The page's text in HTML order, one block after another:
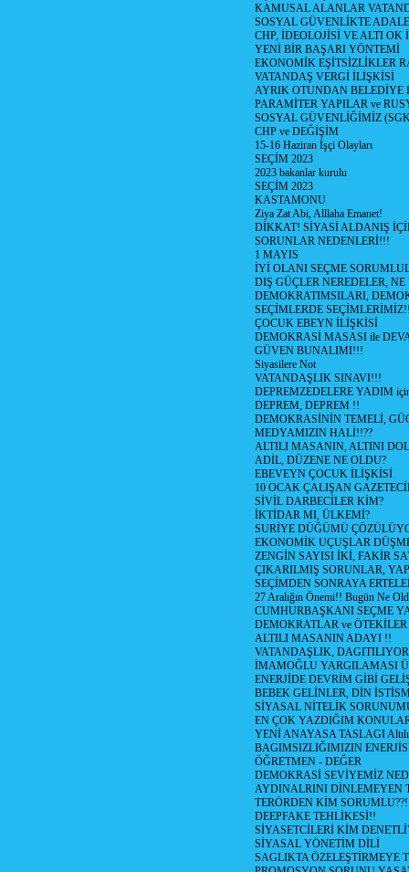
KAMUSAL ALANLAR
SOSYAL GÜVENLİKTE
CHP, İDEOLOJİSİ VE ALTI OK
YENİ BİR BAŞARI YÖNTEMİ
EKONOMİK EŞİTSİZLİKLER
VATANDAŞ VERGİ İLİŞKİSİ
AYRIK OTUNDAN
PARAMİTER YAPILAR ve
SOSYAL GÜVENLİĞİMİZ
CHP ve DEĞİŞİM
15-16 Haziran İşçi Olayları
SEÇİM 2023
2023 bakanlar kurulu
SEÇİM 2023
KASTAMONU
Ziya Zat Abi, Alllaha Emanet!
DİKKAT! SİYASİ ALDANIŞ
SORUNLAR NEDENLERİ!!!
1 MAYIS
İYİ OLANI SEÇME
DIŞ GÜÇLER NEREDELER,
DEMOKRATIMSILARI,
SEÇİMLERDE
ÇOCUK EBEYN İLİŞKİSİ
DEMOKRASİ MASASI ile
GÜVEN BUNALIMI!!!
Siyasilere Not
VATANDAŞLIK SINAVI!!!
DEPREMZEDELERE YADIM
DEPREM, DEPREM !!
DEMOKRASİNİN TEMELİ,
MEDYAMIZIN HALİ!!??
ALTILI MASANIN, ALTINI
ADİL, DÜZENE NE OLDU?
EBEVEYN ÇOCUK İLİŞKİSİ
10 OCAK ÇALIŞAN
SİVİL DARBECİLER KİM?
İKTİDAR MI, ÜLKEMİ?
SURİYE DÜĞÜMÜ
EKONOMİK UÇUŞLAR
ZENGİN SAYISI İKİ, FAKİR
ÇIKARILMIŞ SORUNLAR,
SEÇİMDEN SONRAYA
27 Aralığın Önemi!! Bugün Ne
CUMHURBAŞKANI SEÇME
DEMOKRATLAR ve ÖTEKİLER
ALTILI MASANIN ADAYI !!
VATANDAŞLIK,
İMAMOĞLU YARGILAMASI
ENERJİDE DEVRİM GİBİ
BEBEK GELİNLER, DİN
SİYASAL NİTELİK
EN ÇOK YAZDIĞIM
YENİ ANAYASA TASLAGI Altılı
BAGIMSIZLIĞIMIZIN
ÖĞRETMEN - DEĞER
DEMOKRASİ SEVİYEMİZ
AYDINALRINI DİNLEMEYEN
TERÖRDEN KİM
DEEPFAKE TEHLİKESİ!!
SİYASETCİLERİ KİM
SİYASAL YÖNETİM DİLİ
SAGLIKTA ÖZELEŞTİRMEYE